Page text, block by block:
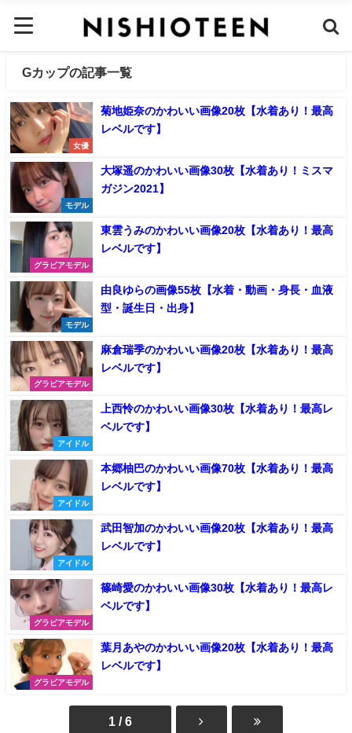
Gカップの記事一覧
女優
菊地姫奈のかわいい画像20枚【水着あり！最高
レベルです】
モデル
大塚遥のかわいい画像30枚【水着あり！ミスマ
ガジン2021】
グラビアモデル
東雲うみのかわいい画像20枚【水着あり！最高
レベルです】
モデル
由良ゆらの画像55枚【水着・動画・身長・血液
型・誕生日・出身】
グラビアモデル
麻倉瑞季のかわいい画像20枚【水着あり！最高
レベルです】
アイドル
上西怜のかわいい画像30枚【水着あり！最高レ
ベルです】
アイドル
本郷柚巴のかわいい画像70枚【水着あり！最高
レベルです】
アイドル
武田智加のかわいい画像20枚【水着あり！最高
レベルです】
グラビアモデル
篠崎愛のかわいい画像30枚【水着あり！最高レ
ベルです】
グラビアモデル
葉月あやのかわいい画像20枚【水着あり！最高
レベルです】
1 / 6